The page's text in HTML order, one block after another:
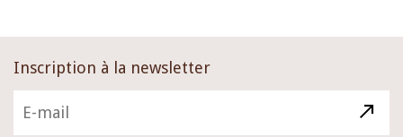
Inscription à la newsletter